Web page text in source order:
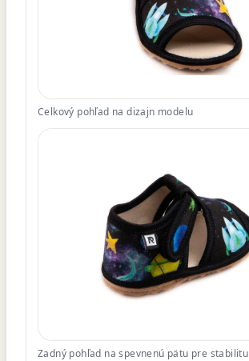
Celkový pohľad na dizajn modelu
Zadný pohľad na spevnenú pätu pre stabilitu